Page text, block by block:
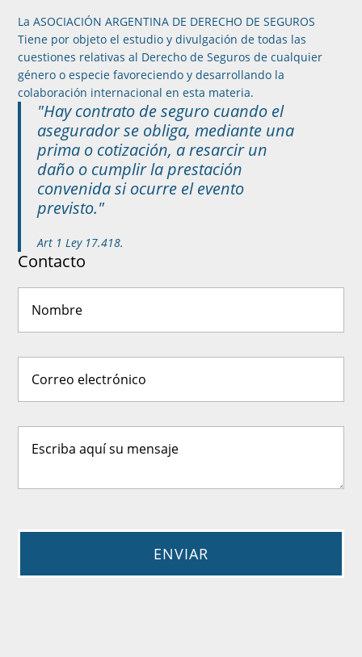
La ASOCIACIÓN ARGENTINA DE DERECHO DE SEGUROS
Tiene por objeto el estudio y divulgación de todas las
cuestiones relativas al Derecho de Seguros de cualquier
género o especie favoreciendo y desarrollando la
colaboración internacional en esta materia.
"Hay contrato de seguro cuando el
asegurador se obliga, mediante una
prima o cotización, a resarcir un
daño o cumplir la prestación
convenida si ocurre el evento
previsto."
Art 1 Ley 17.418.
Contacto